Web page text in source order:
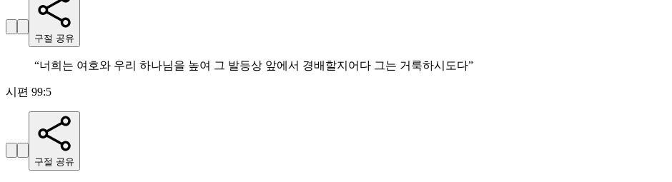
구절 공유
“너희는 여호와 우리 하나님을 높여 그 발등상 앞에서 경배할지어다 그는 거룩하시도다”
시편 99:5
구절 공유